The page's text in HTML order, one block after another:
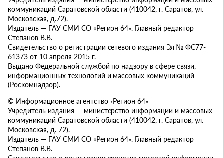
коммуникаций Саратовской области (410042, г. Саратов, ул.
Московская, д.72).
Издатель — ГАУ СМИ СО «Регион 64». Главный редактор
Степанов В.В.
Свидетельство о регистрации сетевого издания Эл № ФС77-
61373 от 10 апреля 2015 г.
Выдано Федеральной службой по надзору в сфере связи,
информационных технологий и массовых коммуникаций
(Роскомнадзор).
© Информационное агентство «Регион 64»
Учредитель издания — министерство информации и массовых
коммуникаций Саратовской области (410042, г. Саратов, ул.
Московская, д. 72).
Издатель — ГАУ СМИ СО «Регион 64». Главный редактор
Степанов В.В.